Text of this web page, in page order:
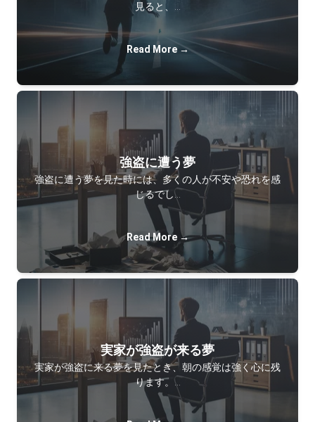
見ると、…
Read More →
強盗に遭う夢
強盗に遭う夢を見た時には、多くの人が不安や恐れを感
じるでし…
Read More →
実家が強盗が来る夢
実家が強盗に来る夢を見たとき、朝の感覚は強く心に残
ります。…